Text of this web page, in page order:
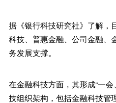
据《银行科技研究社》了解，
科技、普惠金融、公司金融、
务发展支撑。
在金融科技方面，其形成“一
技组织架构，包括金融科技管